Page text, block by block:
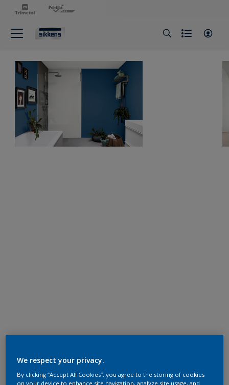
We respect your privacy.
By clicking “Accept All Cookies”, you agree to the storing of cookies
on your device to enhance site navigation, analyze site usage, and